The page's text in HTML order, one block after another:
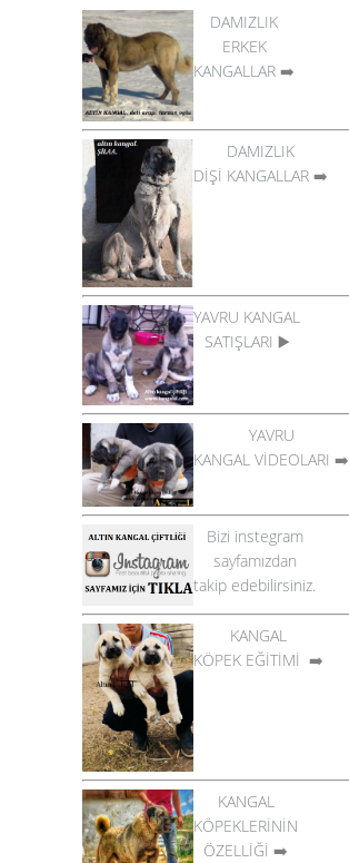
DAMIZLIK
ERKEK
KANGALLAR ➡️
DAMIZLIK
DİŞİ KANGALLAR ➡️
YAVRU KANGAL
SATIŞLARI ▶️
YAVRU
KANGAL VİDEOLARI ➡️
Bizi instegram
sayfamızdan
takip edebilirsiniz.
KANGAL
KÖPEK EĞİTİMİ ➡️
KANGAL
KÖPEKLERİNİN
ÖZELLİĞİ ➡️